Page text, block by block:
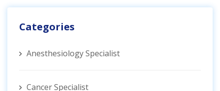
Categories
Anesthesiology Specialist
Cancer Specialist